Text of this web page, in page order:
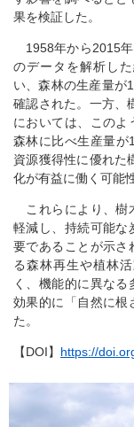
果を検証した。
1958年から2015年
のデータを解析し
い、森林の生産量が
確認された。一方、
においては、このよ
森林に比べ生産量が
資源獲得性に優れた
化が有益に働く可能
これらにより、樹
軽減し、持続可能な
要であることが示さ
る森林再生や植林
く、機能的に異な
効果的に「自然に根
た。
【DOI】 https://